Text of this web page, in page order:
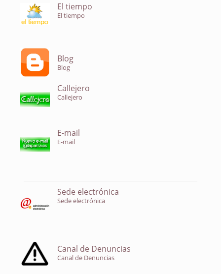
El tiempo
El tiempo
Blog
Blog
Callejero
Callejero
E-mail
E-mail
Sede electrónica
Sede electrónica
Canal de Denuncias
Canal de Denuncias